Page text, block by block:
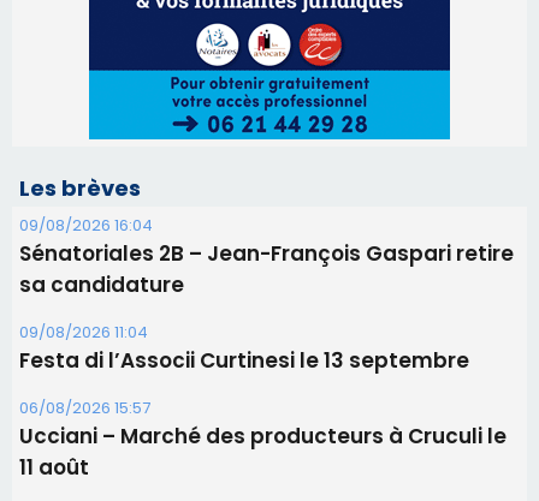
Les brèves
09/08/2026 16:04
Sénatoriales 2B – Jean-François Gaspari retire
sa candidature
09/08/2026 11:04
Festa di l’Associi Curtinesi le 13 septembre
06/08/2026 15:57
Ucciani – Marché des producteurs à Cruculi le
11 août